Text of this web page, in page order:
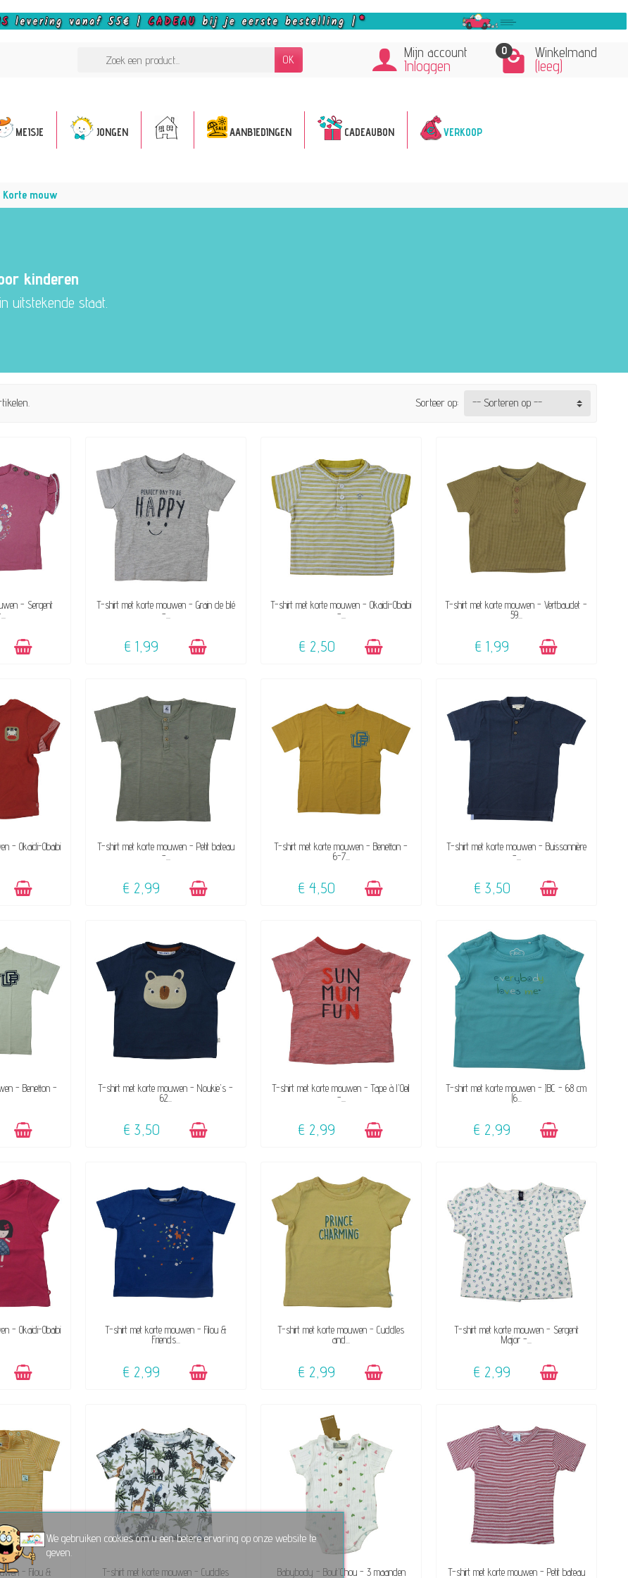
OK Mijn account
Inloggen
0 Winkelmand
(leeg)
MEISJE JONGEN AANBIEDINGEN CADEAUBON VERKOOP
mouw
kinderen
uitstekende staat.
Sorteer op: -- Sorteren op --
- Sergent
BESCHIKBAAR
T-shirt met korte mouwen - Grain de blé
-...
€ 1,99
BESCHIKBAAR
T-shirt met korte mouwen - Okaidi-Obaibi
-...
€ 2,50
BESCHIKBAAR
T-shirt met korte mouwen - Vertbaudet -
59...
€ 1,99
- Okaidi-Obaibi
BESCHIKBAAR
T-shirt met korte mouwen - Petit bateau
-...
€ 2,99
BESCHIKBAAR
T-shirt met korte mouwen - Benetton -
6-7...
€ 4,50
BESCHIKBAAR
T-shirt met korte mouwen - Buissonnière
-...
€ 3,50
- Benetton -
BESCHIKBAAR
T-shirt met korte mouwen - Noukie's -
62...
€ 3,50
BESCHIKBAAR
T-shirt met korte mouwen - Tape à l'Oeil
-...
€ 2,99
BESCHIKBAAR
T-shirt met korte mouwen - JBC - 68 cm
(6...
€ 2,99
- Okaidi-Obaibi
BESCHIKBAAR
T-shirt met korte mouwen - Filou &
Friends...
€ 2,99
BESCHIKBAAR
T-shirt met korte mouwen - Cuddles
and...
€ 2,99
BESCHIKBAAR
T-shirt met korte mouwen - Sergent
Major -...
€ 2,99
- Filou &
BESCHIKBAAR
T-shirt met korte mouwen - Cuddles
BESCHIKBAAR
Babybody - Bout'Chou - 3 maanden BESCHIKBAAR
T-shirt met korte mouwen - Petit bateau
We gebruiken cookies om u een betere ervaring op onze website te
geven.